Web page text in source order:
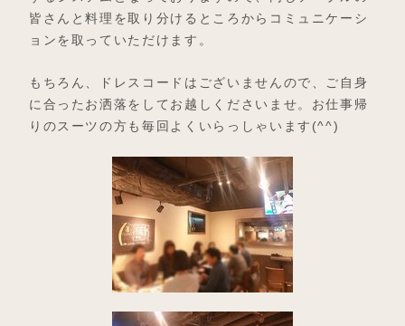
皆さんと料理を取り分けるところからコミュニケーシ
ョンを取っていただけます。
もちろん、ドレスコードはございませんので、ご自身
に合ったお洒落をしてお越しくださいませ。お仕事帰
りのスーツの方も毎回よくいらっしゃいます(^^)